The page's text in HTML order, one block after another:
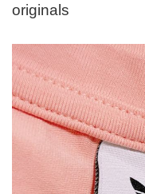
originals